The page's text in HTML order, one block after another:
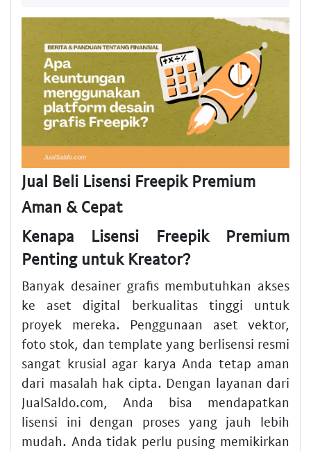
Jual Beli Lisensi Freepik Premium
Aman & Cepat
Kenapa Lisensi Freepik Premium
Penting untuk Kreator?
Banyak desainer grafis membutuhkan akses
ke aset digital berkualitas tinggi untuk
proyek mereka. Penggunaan aset vektor,
foto stok, dan template yang berlisensi resmi
sangat krusial agar karya Anda tetap aman
dari masalah hak cipta. Dengan layanan dari
JualSaldo.com, Anda bisa mendapatkan
lisensi ini dengan proses yang jauh lebih
mudah. Anda tidak perlu pusing memikirkan